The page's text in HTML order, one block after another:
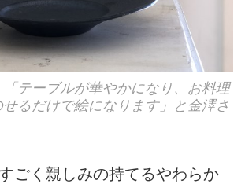
テーブルが華やかになり、お料理
るだけで絵になります」と金澤さ
ごく親しみの持てるやわらか